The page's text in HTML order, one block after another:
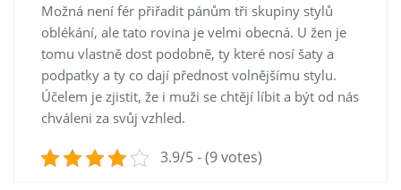
Možná není fér přiřadit pánům tři skupiny stylů
oblékání, ale tato rovina je velmi obecná. U žen je
tomu vlastně dost podobně, ty které nosí šaty a
podpatky a ty co dají přednost volnějšímu stylu.
Účelem je zjistit, že i muži se chtějí líbit a být od nás
chváleni za svůj vzhled.
3.9/5 - (9 votes)